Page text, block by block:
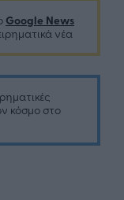
Google News
νέα
κόσμο στο